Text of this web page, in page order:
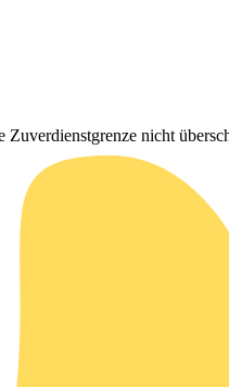
nicht